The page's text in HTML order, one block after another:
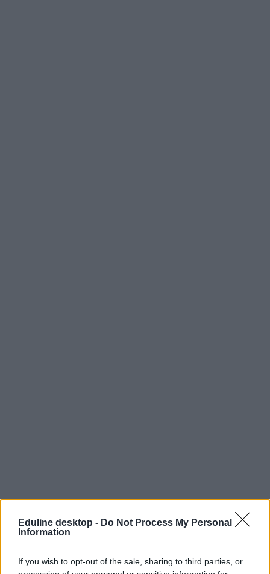
Eduline desktop - Do Not Process My Personal
Information
If you wish to opt-out of the sale, sharing to third parties, or